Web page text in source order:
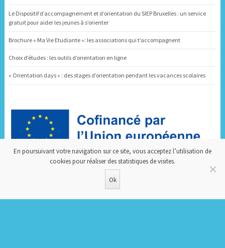
Le Dispositif d’accompagnement et d’orientation du SIEP Bruxelles : un service
gratuit pour aider les jeunes à s’orienter
Brochure « Ma Vie Etudiante »: les associations qui t’accompagnent
Choix d’études : les outils d’orientation en ligne
« Orientation days » : des stages d’orientation pendant les vacances scolaires
Dispositif d’Accompagnement et d’Orientation
En poursuivant votre navigation sur ce site, vous acceptez l’utilisation de
cookies pour réaliser des statistiques de visites.
Ok